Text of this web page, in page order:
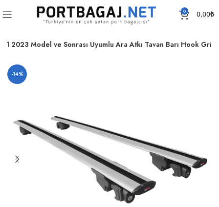
0 0,00₺
2023 Model ve Sonrası Uyumlu Ara Atkı Tavan Barı Hook Gri
-14%